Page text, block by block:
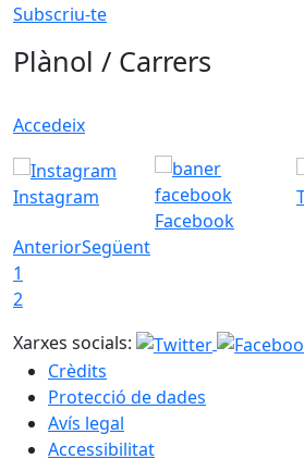
Subscriu-te
Plànol / Carrers
Accedeix
Instagram
Facebook
AnteriorSegüent
1
2
Xarxes socials:
Crèdits
Protecció de dades
Avís legal
Accessibilitat